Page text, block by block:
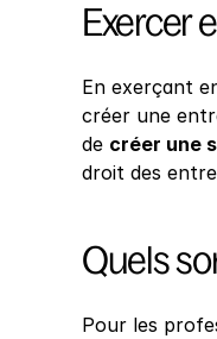
Exercer
En exerçant
créer une
de créer une
droit des
Quels
Pour les